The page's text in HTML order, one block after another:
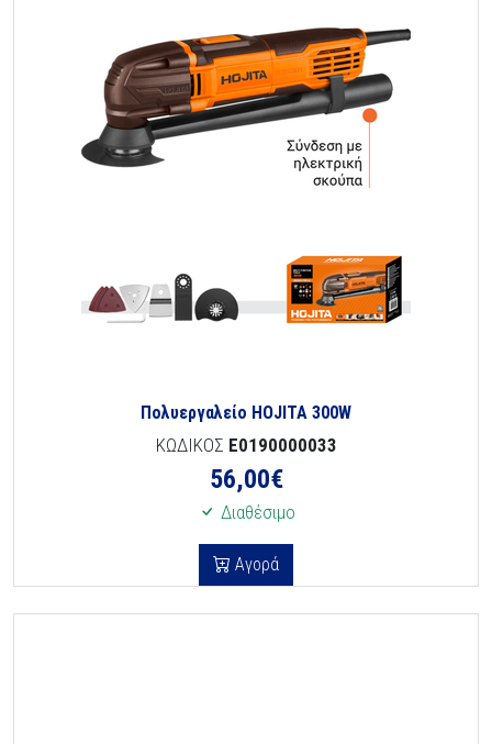
Πολυεργαλείο HOJITA 300W
ΚΩΔΙΚΟΣ E0190000033
56,00€
Διαθέσιμο
Αγορά